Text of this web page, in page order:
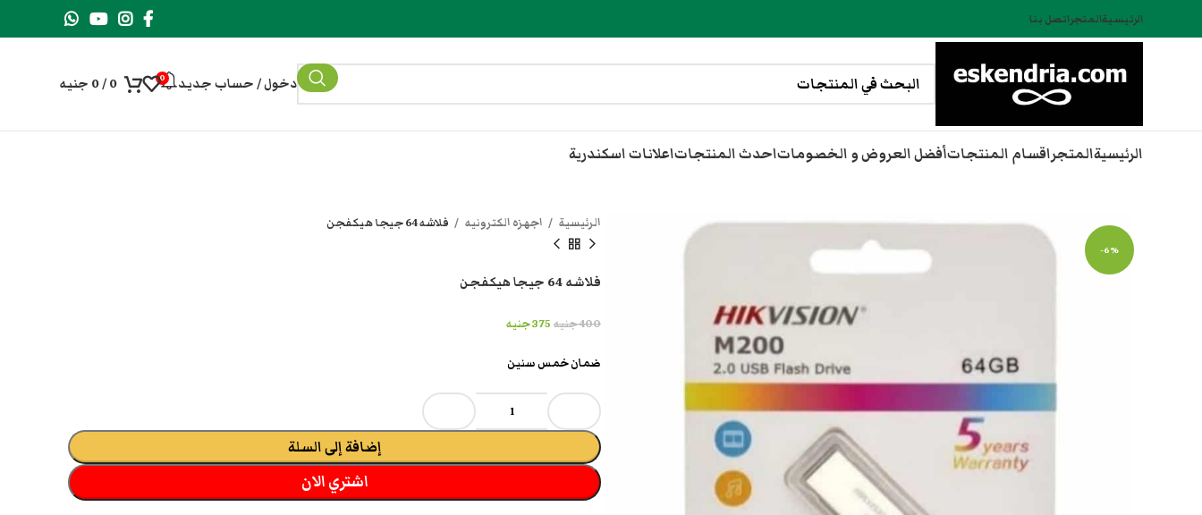
الرئيسيةالمتجراتصل بنا
دخول / حساب جديد 0
0
/
0 جنيه
الرئيسيةالمتجراقسام المنتجاتأفضل العروض و الخصوماتاحدث المنتجاتاعلانات اسكندرية
-6%
الرئيسية اجهزه الكترونيه فلاشه 64 جيجا هيكفجن
فلاشه 64 جيجا هيكفجن
400جنيه 375جنيه
ضمان خمس سنين
إضافة إلى السلة
اشتري الان